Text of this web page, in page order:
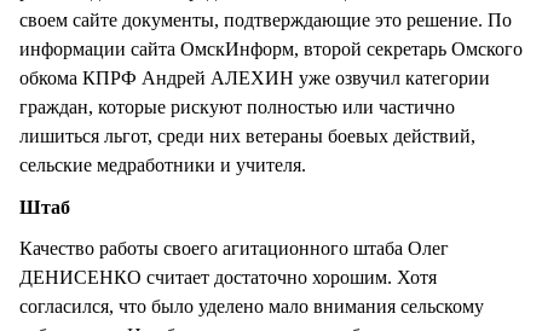
своем сайте документы, подтверждающие это решение. По
информации сайта ОмскИнформ, второй секретарь Омского
обкома КПРФ Андрей АЛЕХИН уже озвучил категории
граждан, которые рискуют полностью или частично
лишиться льгот, среди них ветераны боевых действий,
сельские медработники и учителя.
Штаб
Качество работы своего агитационного штаба Олег
ДЕНИСЕНКО считает достаточно хорошим. Хотя
согласился, что было уделено мало внимания сельскому